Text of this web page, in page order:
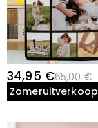
34,95 €65,00 €
Zomeruitverkoop